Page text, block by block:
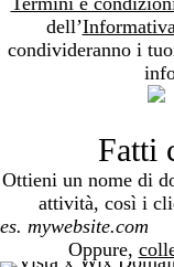
dell’
condivideranno i
Fatti
Ottieni un nome di
attività, così i
Search
Oppure,